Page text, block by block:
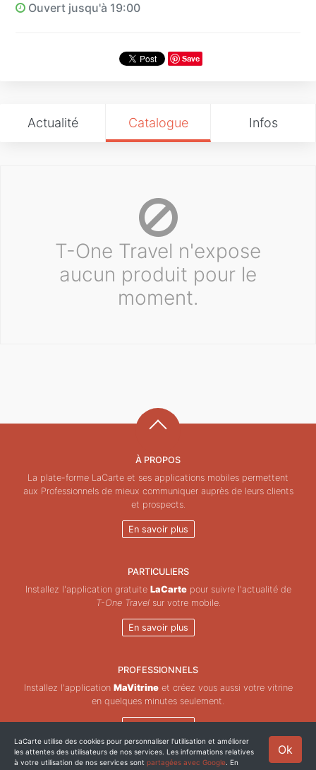
Ouvert jusqu'à 19:00
Save
Actualité Catalogue Infos
T-One Travel n'expose
aucun produit pour le
moment.
À PROPOS
La plate-forme LaCarte et ses applications mobiles permettent
aux Professionnels de mieux communiquer auprès de leurs clients
et prospects.
En savoir plus
PARTICULIERS
Installez l'application gratuite LaCartepour suivre l'actualité de
T-One Travelsur votre mobile.
En savoir plus
PROFESSIONNELS
Installez l'application MaVitrineet créez vous aussi votre vitrine
en quelques minutes seulement.
En savoir plus
Copyright © ZeMAP 2026 - Tous droits réservés. Ok
LaCarte utilise des cookies pour personnaliser l'utilisation et améliorer
les attentes des utilisateurs de nos services. Les informations relatives
à votre utilisation de nos services sont partagées avec Google . En